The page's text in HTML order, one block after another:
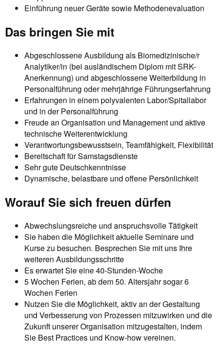
Einführung neuer Geräte sowie Methodenevaluation
Das bringen Sie mit
Abgeschlossene Ausbildung als Biomedizinische/r
Analytiker/in (bei ausländischem Diplom mit SRK-
Anerkennung) und abgeschlossene Weiterbildung in
Personalführung oder mehrjährige Führungserfahrung
Erfahrungen in einem polyvalenten Labor/Spitallabor
und in der Personalführung
Freude an Organisation und Management und aktive
technische Weiterentwicklung
Verantwortungsbewusstsein, Teamfähigkeit, Flexibilität
Bereitschaft für Samstagsdienste
Sehr gute Deutschkenntnisse
Dynamische, belastbare und offene Persönlichkeit
Worauf Sie sich freuen dürfen
Abwechslungsreiche und anspruchsvolle Tätigkeit
Sie haben die Möglichkeit aktuelle Seminare und
Kurse zu besuchen. Besprechen Sie mit uns Ihre
weiteren Ausbildungsschritte
Es erwartet Sie eine 40-Stunden-Woche
5 Wochen Ferien, ab dem 50. Altersjahr sogar 6
Wochen Ferien
Nutzen Sie die Möglichkeit, aktiv an der Gestaltung
und Verbesserung von Prozessen mitzuwirken und die
Zukunft unserer Organisation mitzugestalten, indem
Sie Best Practices und Know-how vereinen.